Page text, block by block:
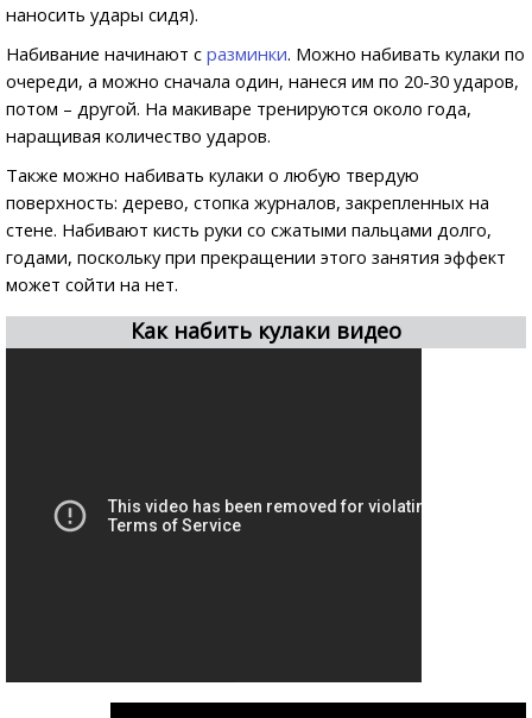
наносить удары сидя).
Набивание начинают с разминки. Можно набивать кулаки по
очереди, а можно сначала один, нанеся им по 20-30 ударов,
потом – другой. На макиваре тренируются около года,
наращивая количество ударов.
Также можно набивать кулаки о любую твердую
поверхность: дерево, стопка журналов, закрепленных на
стене. Набивают кисть руки со сжатыми пальцами долго,
годами, поскольку при прекращении этого занятия эффект
может сойти на нет.
Как набить кулаки видео